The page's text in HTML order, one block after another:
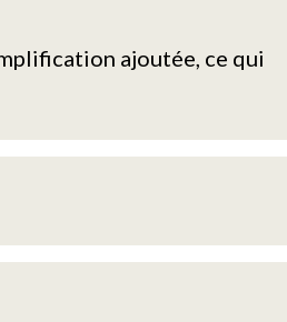
ajoutée, ce qui